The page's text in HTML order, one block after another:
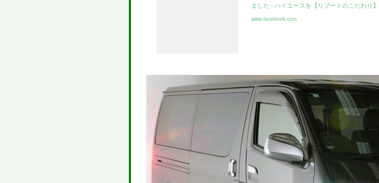
ました - ハイエースを【リブートのこだわり
www.facebook.com